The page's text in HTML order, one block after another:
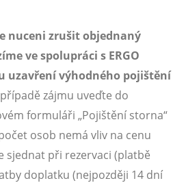
nuceni zrušit objednaný
ve spolupráci s ERGO
uzavření výhodného pojištění
zájmu uveďte do
formuláři „Pojištění storna“
osob nemá vliv na cenu
sjednat při rezervaci (platbě
doplatku (nejpozději 14 dní